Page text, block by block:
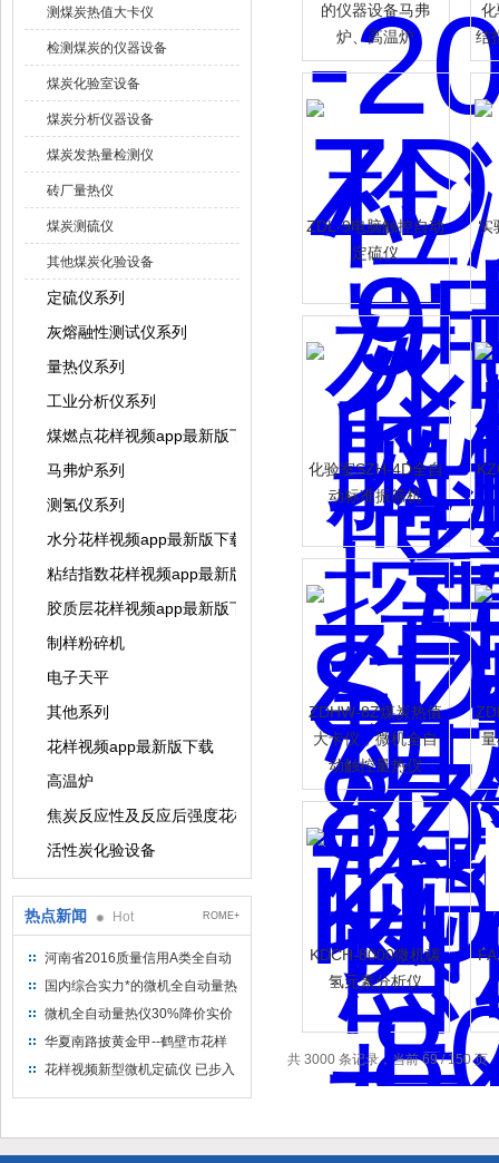
测煤炭热值大卡仪
检测煤炭的仪器设备
煤炭化验室设备
煤炭分析仪器设备
煤炭发热量检测仪
砖厂量热仪
煤炭测硫仪
其他煤炭化验设备
定硫仪系列
灰熔融性测试仪系列
量热仪系列
工业分析仪系列
煤燃点花样视频app最新版下载
马弗炉系列
测氢仪系列
水分花样视频app最新版下载系列
粘结指数花样视频app最新版下载系列
胶质层花样视频app最新版下载系列
制样粉碎机
电子天平
其他系列
花样视频app最新版下载
高温炉
焦炭反应性及反应后强度花样视频app最新版下载
活性炭化验设备
热点新闻 Hot ROME+
河南省2016质量信用A类全自动
量热仪
国内综合实力*的微机全自动量热
仪制造企业
微机全自动量热仪30%降价实价
出售
华夏南路披黄金甲--鹤壁市花样
视频仪器仪表有限公司
花样视频新型微机定硫仪 已步入
的仪器设备马弗
炉、高温炉
结
ZDL-9电脑触控自动
定硫仪
实
化验室SZH-4D全自
动标准振筛机
ZDHW-8Z煤炭热值
大卡仪，微机全自
动触控量热仪
KDCH-8000微机碳
氢元素分析仪
共 3000 条记录，当前 69 / 150 页